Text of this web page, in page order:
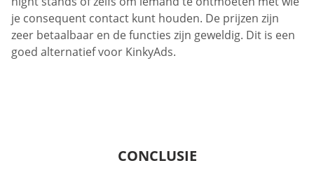
je consequent contact kunt houden. De prijzen zijn
zeer betaalbaar en de functies zijn geweldig. Dit is een
goed alternatief voor KinkyAds.
CONCLUSIE